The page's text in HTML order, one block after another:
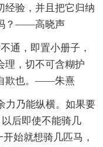
经验，并且把它归纳
？——高晓声
通，即置小册子，
理，切不可含糊护
欺也。——朱熹
力乃能纵横。如果要
后即使不能骑几
始就想骑几匹马，